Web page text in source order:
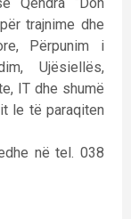
trajnime dhe
Përpunim i
Ujësiellës,
IT dhe shumë
le të paraqiten
në tel. 038